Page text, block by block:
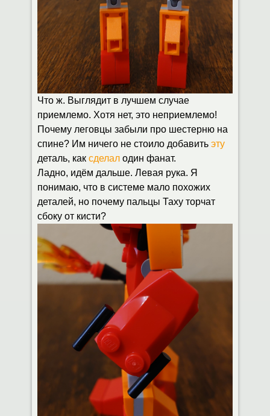
Что ж. Выглядит в лучшем случае
приемлемо. Хотя нет, это неприемлемо!
Почему леговцы забыли про шестерню на
спине? Им ничего не стоило добавить эту
деталь, как сделалодин фанат.
Ладно, идём дальше. Левая рука. Я
понимаю, что в системе мало похожих
деталей, но почему пальцы Таху торчат
сбоку от кисти?